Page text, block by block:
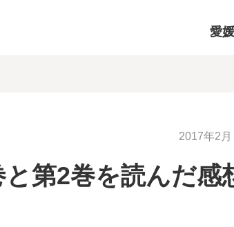
愛
2017年2
第2巻を読んだ感